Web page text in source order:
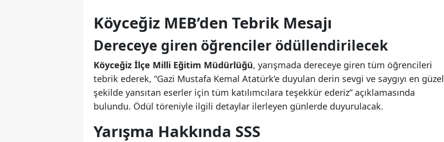
Köyceğiz MEB’den Tebrik Mesajı
Dereceye giren öğrenciler ödüllendirilecek
Köyceğiz İlçe Milli Eğitim Müdürlüğü, yarışmada dereceye giren tüm öğrencileri
tebrik ederek, “Gazi Mustafa Kemal Atatürk’e duyulan derin sevgi ve saygıyı en güzel
şekilde yansıtan eserler için tüm katılımcılara teşekkür ederiz” açıklamasında
bulundu. Ödül töreniyle ilgili detaylar ilerleyen günlerde duyurulacak.
Yarışma Hakkında SSS